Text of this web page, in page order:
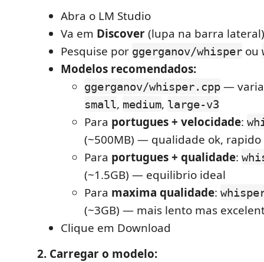
Abra o LM Studio
Va em Discover(lupa na barra lateral)
Pesquise por ggerganov/whisper ou
Modelos recomendados:
ggerganov/whisper.cpp —
small, medium, large-v3
Para portugues + velocidade:
(~500MB) — qualidade ok, rapido
Para portugues + qualidade:
(~1.5GB) — equilibrio ideal
Para maxima qualidade:
(~3GB) — mais lento mas
Clique em Download
2. Carregar o modelo: